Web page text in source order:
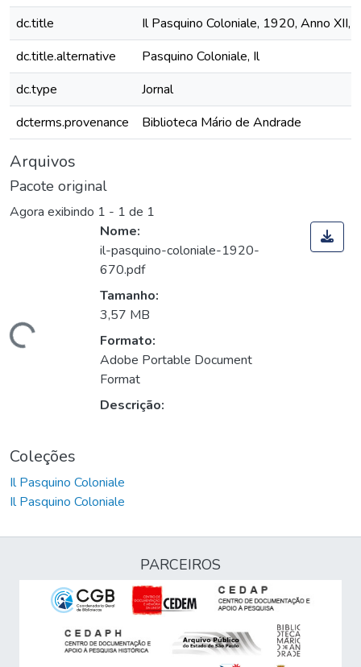
dc.title
Il Pasquino Coloniale, 1920, Anno XII,
dc.title.alternative
Pasquino Coloniale, Il
dc.type
Jornal
dcterms.provenance
Biblioteca Mário de Andrade
Arquivos
Pacote original
Agora exibindo 1 - 1 de 1
Carregando...
Nome:
il-pasquino-coloniale-1920-
670.pdf
Tamanho:
3,57 MB
Formato:
Adobe Portable Document
Format
Descrição:
Coleções
Il Pasquino Coloniale
Il Pasquino Coloniale
PARCEIROS